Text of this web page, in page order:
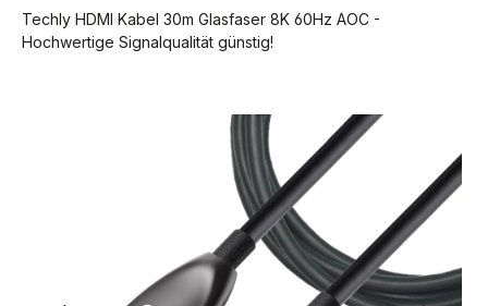
Techly HDMI Kabel 30m Glasfaser 8K 60Hz AOC -
Hochwertige Signalqualität günstig!